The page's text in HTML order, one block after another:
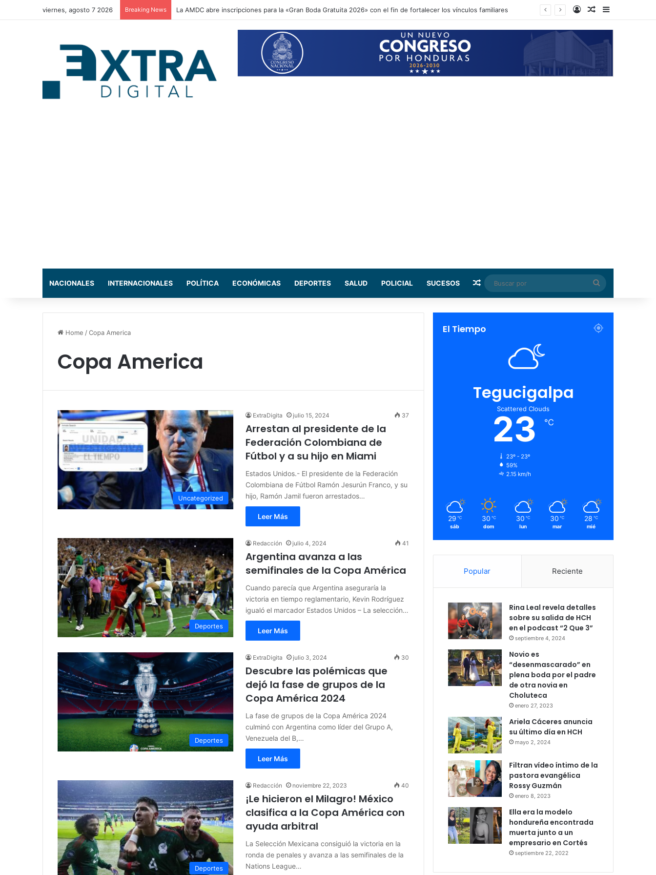
viernes, agosto 7 2026 Breaking News La AMDC abre inscripciones para la «Gran Boda Gratuita 2026» con el fin de fortalecer los vínculos familiares Log InRandom Article
NACIONALES INTERNACIONALES POLÍTICA ECONÓMICAS DEPORTES SALUD POLICIAL SUCESOS Random Article
Buscar
por
Home /Copa America
Copa America
Uncategorized
ExtraDigita julio 15, 2024 37
Arrestan al presidente de la
Federación Colombiana de
Fútbol y a su hijo en Miami
Estados Unidos.- El presidente de la Federación
Colombiana de Fútbol Ramón Jesurún Franco, y su
hijo, Ramón Jamil fueron arrestados…
Leer Más
Deportes
Redacción julio 4, 2024 41
Argentina avanza a las
semifinales de la Copa América
Cuando parecía que Argentina aseguraría la
victoria en tiempo reglamentario, Kevin Rodríguez
igualó el marcador Estados Unidos – La selección…
Leer Más
Deportes
ExtraDigita julio 3, 2024 30
Descubre las polémicas que
dejó la fase de grupos de la
Copa América 2024
La fase de grupos de la Copa América 2024
culminó con Argentina como líder del Grupo A,
Venezuela del B,…
Leer Más
Deportes
Redacción noviembre 22, 2023 40
¡Le hicieron el Milagro! México
clasifica a la Copa América con
ayuda arbitral
La Selección Mexicana consiguió la victoria en la
ronda de penales y avanza a las semifinales de la
Nations League…
El Tiempo
Tegucigalpa
Scattered Clouds
23 ℃
23º - 23º
59%
2.15 km/h
29 ℃
sáb
30 ℃
dom
30 ℃
lun
30 ℃
mar
28 ℃
mié
Popular Reciente
Rina Leal revela detalles
sobre su salida de HCH
en el podcast “2 Que 3”
septiembre 4, 2024
Novio es
“desenmascarado” en
plena boda por el padre
de otra novia en
Choluteca
enero 27, 2023
Ariela Cáceres anuncia
su último día en HCH
mayo 2, 2024
Filtran vídeo íntimo de la
pastora evangélica
Rossy Guzmán
enero 8, 2023
Ella era la modelo
hondureña encontrada
muerta junto a un
empresario en Cortés
septiembre 22, 2022